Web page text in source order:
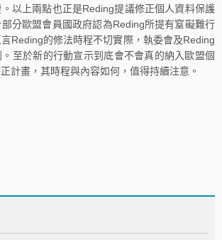
以上兩點也正是Reding提議修正個人資料保護
分歐盟會員國政府認為Reding所提有窒礙難行
Reding的修法時程不切實際，執委會及Reding
至於新的行動宣示到底會不會真的納入歐盟個
計畫，其時程與內容如何，值得持續注意。